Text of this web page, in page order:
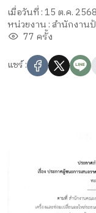
เมื่อวันที่ : 15 ต.ค.
หน่วยงาน : สำนักงาน
77 ครั้ง
แชร์ :